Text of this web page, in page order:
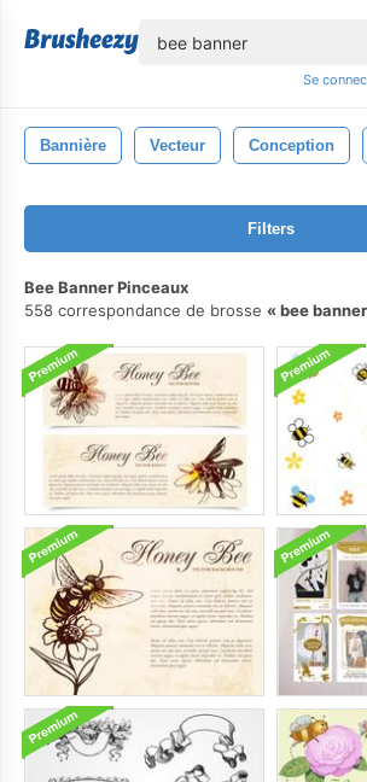
Se
Bannière Vecteur Conception
Filters
Bee Banner Pinceaux
558 correspondance de brosse
bee banner